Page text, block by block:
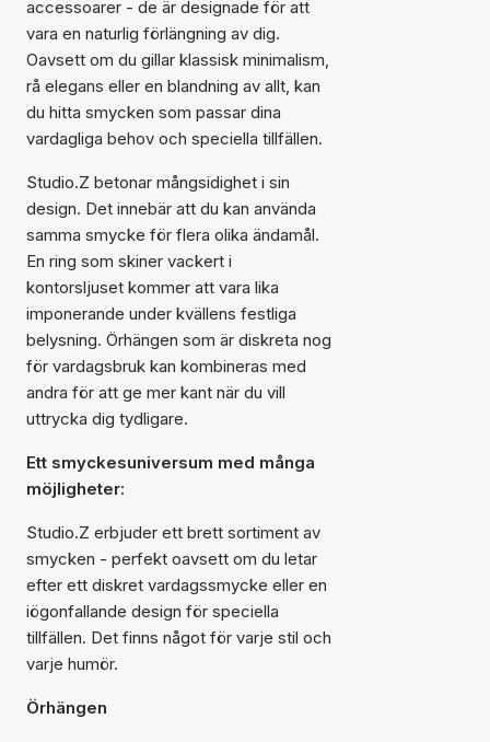
accessoarer - de är designade för att
vara en naturlig förlängning av dig.
Oavsett om du gillar klassisk minimalism,
rå elegans eller en blandning av allt, kan
du hitta smycken som passar dina
vardagliga behov och speciella tillfällen.
Studio.Z betonar mångsidighet i sin
design. Det innebär att du kan använda
samma smycke för flera olika ändamål.
En ring som skiner vackert i
kontorsljuset kommer att vara lika
imponerande under kvällens festliga
belysning. Örhängen som är diskreta nog
för vardagsbruk kan kombineras med
andra för att ge mer kant när du vill
uttrycka dig tydligare.
Ett smyckesuniversum med många
möjligheter:
Studio.Z erbjuder ett brett sortiment av
smycken - perfekt oavsett om du letar
efter ett diskret vardagssmycke eller en
iögonfallande design för speciella
tillfällen. Det finns något för varje stil och
varje humör.
Örhängen